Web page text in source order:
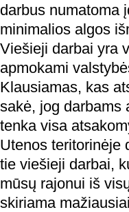
darbus numatoma
minimalios algos
Viešieji darbai yra
apmokami
Klausiamas, kas
sakė, jog darbams
tenka visa
Utenos teritorinėje
tie viešieji darbai,
mūsų rajonui iš
skiriama